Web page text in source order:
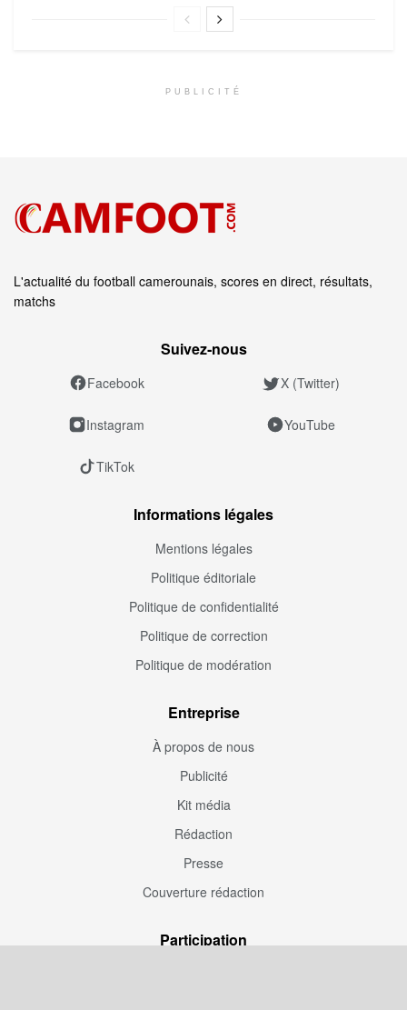
PUBLICITÉ
L'actualité du football camerounais, scores en direct, résultats,
matchs
Suivez‑nous
Facebook X (Twitter)
Instagram YouTube
TikTok
Informations légales
Mentions légales
Politique éditoriale
Politique de confidentialité
Politique de correction
Politique de modération
Entreprise
À propos de nous
Publicité
Kit média
Rédaction
Presse
Couverture rédaction
Participation